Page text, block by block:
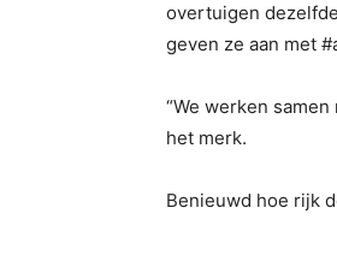
overtuigen
geven ze aan met
“We werken
het merk.
Benieuwd hoe rijk